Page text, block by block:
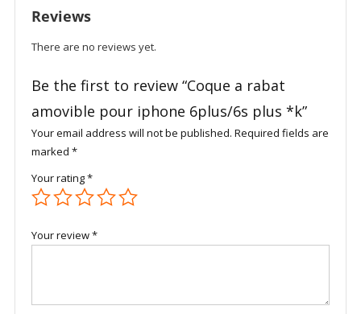
plus
quantity
Reviews
There are no reviews yet.
Be the first to review “Coque a rabat
amovible pour iphone 6plus/6s plus *k”
Your email address will not be published. Required fields are
marked *
Your rating*
Your review*